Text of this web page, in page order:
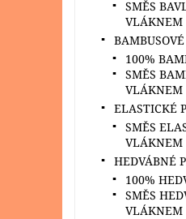
SMĚS
VLÁKNEM
100%
SMĚS
VLÁKNEM
ELASTICKÉ
SMĚS
VLÁKNEM
HEDVÁBNÉ
100%
SMĚS
VLÁKNEM